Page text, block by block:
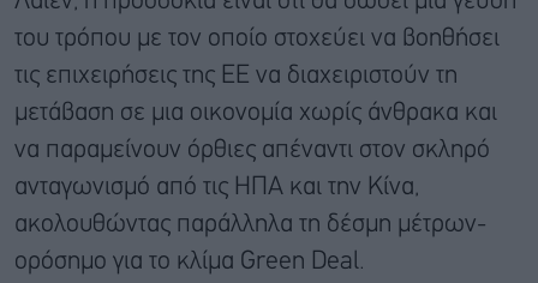
του τρόπου με τον οποίο στοχεύει να βοηθήσει
τις επιχειρήσεις της ΕΕ να διαχειριστούν τη
μετάβαση σε μια οικονομία χωρίς άνθρακα και
να παραμείνουν όρθιες απέναντι στον σκληρό
ανταγωνισμό από τις ΗΠΑ και την Κίνα,
ακολουθώντας παράλληλα τη δέσμη μέτρων-
ορόσημο για το κλίμα Green Deal.